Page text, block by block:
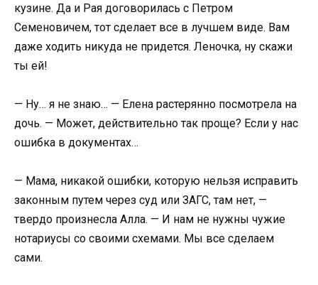
кузине. Да и Рая договорилась с Петром
Семеновичем, тот сделает все в лучшем виде. Вам
даже ходить никуда не придется. Леночка, ну скажи
ты ей!
— Ну… я не знаю… — Елена растерянно посмотрела на
дочь. — Может, действительно так проще? Если у нас
ошибка в документах…
— Мама, никакой ошибки, которую нельзя исправить
законным путем через суд или ЗАГС, там нет, —
твердо произнесла Алла. — И нам не нужны чужие
нотариусы со своими схемами. Мы все сделаем
сами.